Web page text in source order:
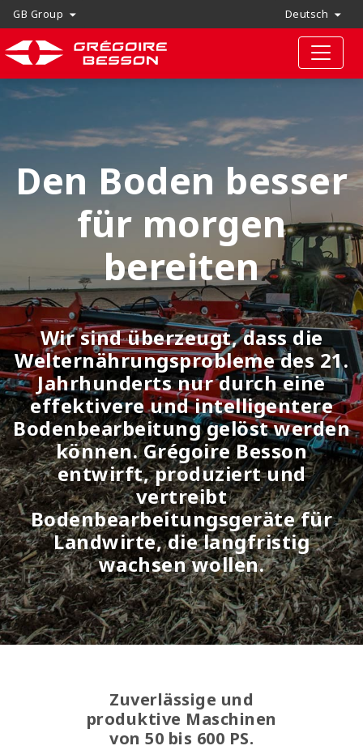
GB Group Deutsch
Den Boden besser
für morgen
bereiten
Wir sind überzeugt, dass die
Welternährungsprobleme des 21.
Jahrhunderts nur durch eine
effektivere und intelligentere
Bodenbearbeitung gelöst werden
können. Grégoire Besson
entwirft, produziert und
vertreibt
Bodenbearbeitungsgeräte für
Landwirte, die langfristig
wachsen wollen.
Zuverlässige und
produktive Maschinen
von 50 bis 600 PS.